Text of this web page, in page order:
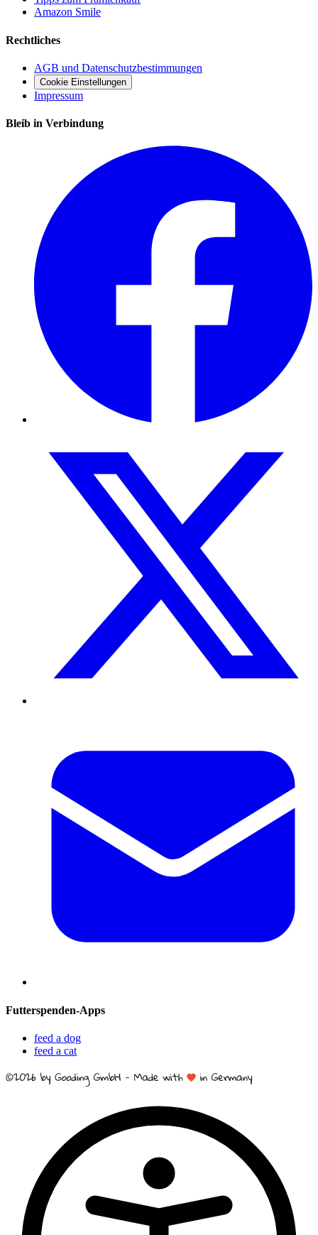
Amazon Smile
Rechtliches
AGB und Datenschutzbestimmungen
Cookie Einstellungen
Impressum
Bleib in Verbindung
Futterspenden-Apps
feed a dog
feed a cat